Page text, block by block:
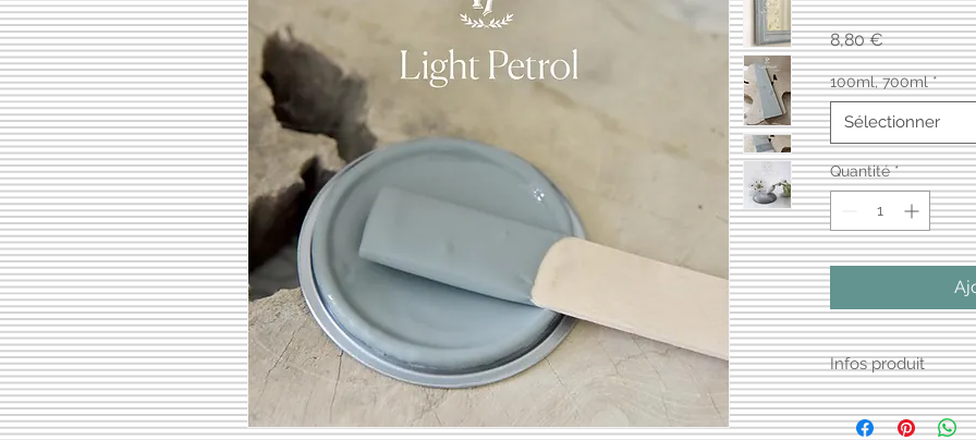
8,80 €Prix
100ml, 700ml *
Sélectionner
Quantité *
Infos produit
La peintureVintage
écologique, de